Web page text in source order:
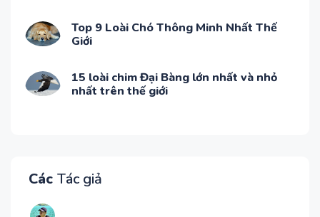
Top 9 Loài Chó Thông Minh Nhất Thế
Giới
15 loài chim Đại Bàng lớn nhất và nhỏ
nhất trên thế giới
Các Tác giả